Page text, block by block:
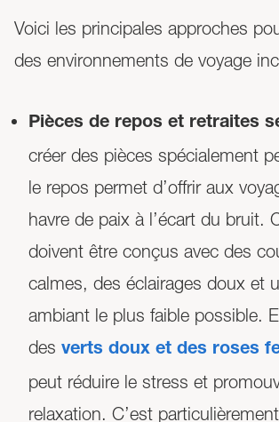
Voici les principales approches
des environnements de voyage
Pièces de repos et retraites
créer des pièces spécialement
le repos permet d’offrir aux
havre de paix à l’écart du bruit.
doivent être conçus avec des
calmes, des éclairages doux et
ambiant le plus faible possible.
des verts doux et des roses
peut réduire le stress et
relaxation. C’est